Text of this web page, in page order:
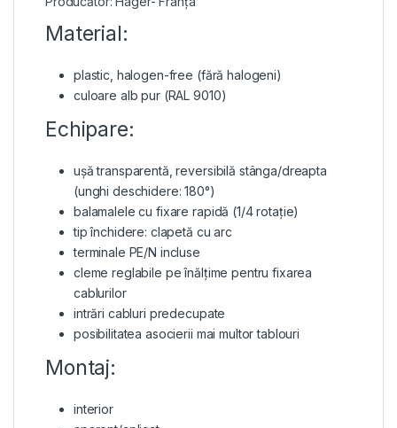
Material:
plastic, halogen-free (fără halogeni)
culoare alb pur (RAL 9010)
Echipare:
ușă transparentă, reversibilă stânga/dreapta
(unghi deschidere: 180°)
balamalele cu fixare rapidă (1/4 rotație)
tip închidere: clapetă cu arc
terminale PE/N incluse
cleme reglabile pe înălțime pentru fixarea
cablurilor
intrări cabluri predecupate
posibilitatea asocierii mai multor tablouri
Montaj:
interior